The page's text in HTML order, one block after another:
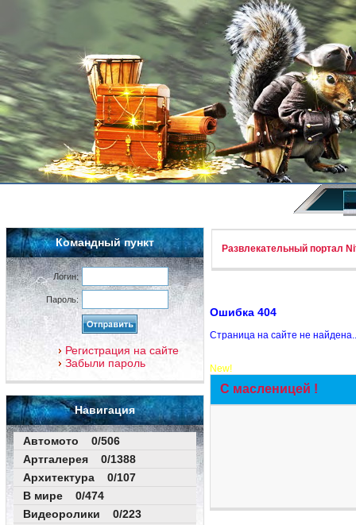
Командный пункт
Логин:
Пароль:
Регистрация на сайте
Забыли пароль
Навигация
Автомото 0/506
Артгалерея 0/1388
Архитектура 0/107
В мире 0/474
Видеоролики 0/223
Развлекательный портал
Ошибка 404
Страница на сайте не
New!
С масленицей !